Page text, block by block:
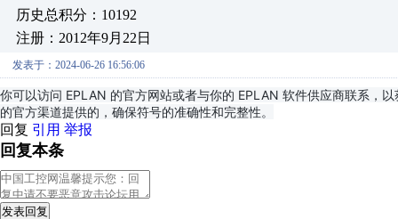
历史总积分：10192
注册：2012年9月22日
发表于：2024-06-26 16:56:06
你可以访问 EPLAN 的官方网站或者与你的 EPLAN 软件供应商联系，
的官方渠道提供的，确保符号的准确性和完整性。
回复 引用 举报
回复本条
发表回复